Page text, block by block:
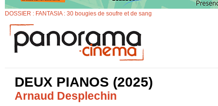
DOSSIER : FANTASIA : 30 bougies de soufre et de sang
DEUX PIANOS (2025)
Arnaud Desplechin